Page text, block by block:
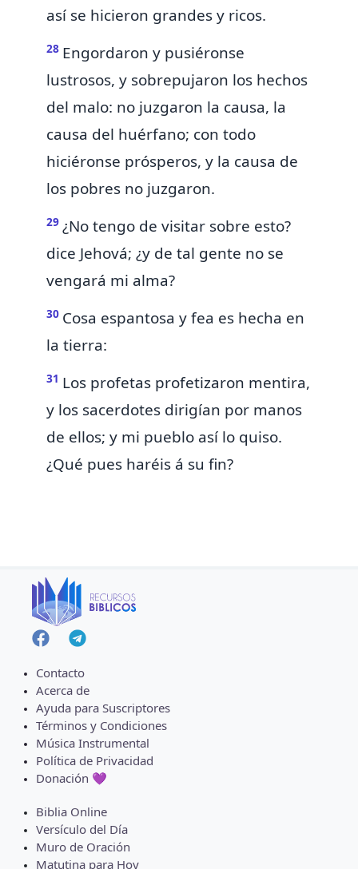
así se hicieron grandes y ricos.
28 Engordaron y pusiéronse
lustrosos, y sobrepujaron los hechos
del malo: no juzgaron la causa, la
causa del huérfano; con todo
hiciéronse prósperos, y la causa de
los pobres no juzgaron.
29 ¿No tengo de visitar sobre esto?
dice Jehová; ¿y de tal gente no se
vengará mi alma?
30 Cosa espantosa y fea es hecha en
la tierra:
31 Los profetas profetizaron mentira,
y los sacerdotes dirigían por manos
de ellos; y mi pueblo así lo quiso.
¿Qué pues haréis á su fin?
Contacto
Acerca de
Ayuda para Suscriptores
Términos y Condiciones
Música Instrumental
Política de Privacidad
Donación 💜
Biblia Online
Versículo del Día
Muro de Oración
Matutina para Hoy